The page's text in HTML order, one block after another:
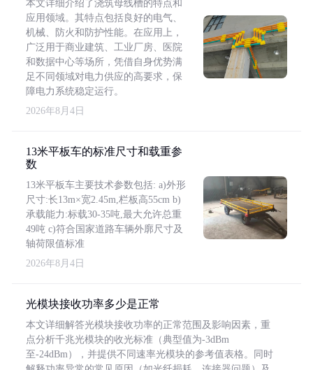
本文详细介绍了浇筑母线槽的特点和
应用领域。其特点包括良好的电气、
机械、防火和防护性能。在应用上，
广泛用于商业建筑、工业厂房、医院
和数据中心等场所，凭借自身优势满
足不同领域对电力供应的高要求，保
障电力系统稳定运行。
2026年8月4日
13米平板车的标准尺寸和载重参
数
13米平板车主要技术参数包括: a)外形
尺寸:长13m×宽2.45m,栏板高55cm b)
承载能力:标载30-35吨,最大允许总重
49吨 c)符合国家道路车辆外廓尺寸及
轴荷限值标准
2026年8月4日
光模块接收功率多少是正常
本文详细解答光模块接收功率的正常范围及影响因素，重
点分析千兆光模块的收光标准（典型值为-3dBm
至-24dBm），并提供不同速率光模块的参考值表格。同时